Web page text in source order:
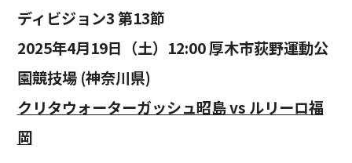
ディビジョン3 第13節
2025年4月19日（土）12:00 厚木市荻野運動公
園競技場 (神奈川県)
クリタウォーターガッシュ昭島 vs ルリーロ福
岡